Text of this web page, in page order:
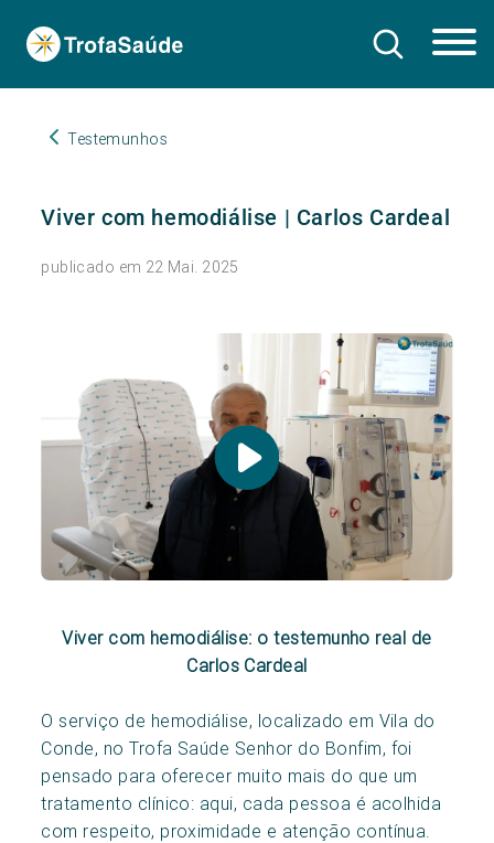
Testemunhos
Viver com hemodiálise | Carlos Cardeal
publicado em 22 Mai. 2025
Viver com hemodiálise: o testemunho real de
Carlos Cardeal
O serviço de hemodiálise, localizado em Vila do
Conde, no Trofa Saúde Senhor do Bonfim, foi
pensado para oferecer muito mais do que um
tratamento clínico: aqui, cada pessoa é acolhida
com respeito, proximidade e atenção contínua.